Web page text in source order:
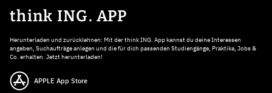
think ING. APP
Herunterladen und zurücklehnen: Mit der think ING. App kannst du deine Interessen
angeben, Suchaufträge anlegen und die für dich passenden Studiengänge, Praktika, Jobs &
Co. erhalten. Jetzt herunterladen!
APPLE App Store